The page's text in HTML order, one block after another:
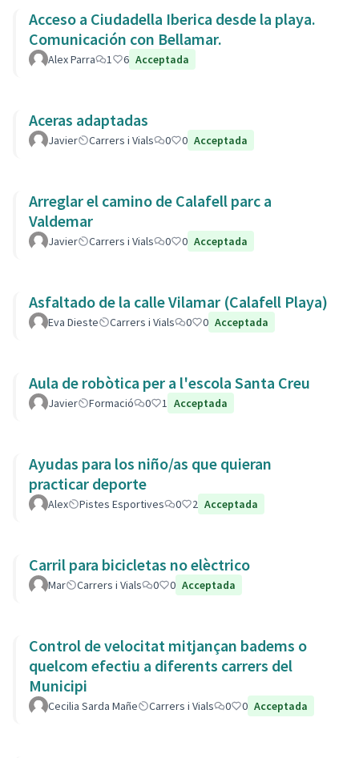
Acceso a Ciudadella Iberica desde la playa.
Comunicación con Bellamar.
Alex Parra 1 6 Acceptada
Aceras adaptadas
Javier Carrers i Vials 0 0 Acceptada
Arreglar el camino de Calafell parc a
Valdemar
Javier Carrers i Vials 0 0 Acceptada
Asfaltado de la calle Vilamar (Calafell Playa)
Eva Dieste Carrers i Vials 0 0 Acceptada
Aula de robòtica per a l'escola Santa Creu
Javier Formació 0 1 Acceptada
Ayudas para los niño/as que quieran
practicar deporte
Alex Pistes Esportives 0 2 Acceptada
Carril para bicicletas no elèctrico
Mar Carrers i Vials 0 0 Acceptada
Control de velocitat mitjançan badems o
quelcom efectiu a diferents carrers del
Municipi
Cecilia Sarda Mañe Carrers i Vials 0 0 Acceptada